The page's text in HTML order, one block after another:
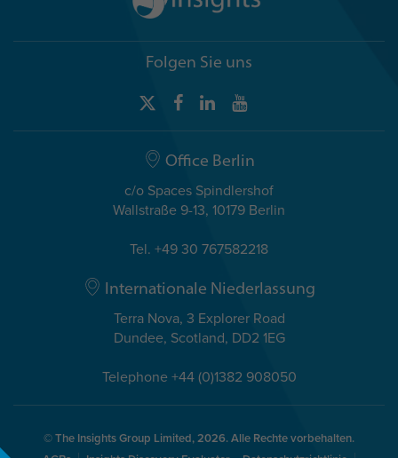
Folgen Sie uns
Office Berlin
c/o Spaces Spindlershof
Wallstraße 9-13, 10179 Berlin
Tel. +49 30 767582218
Internationale Niederlassung
Terra Nova, 3 Explorer Road
Dundee, Scotland, DD2 1EG
Telephone +44 (0)1382 908050
© The Insights Group Limited, 2026. Alle Rechte vorbehalten.